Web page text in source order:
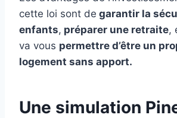
cette loi sont de garantir la
enfants, préparer une retraite,
va vous permettre d’être un
logement sans apport.
Une simulation